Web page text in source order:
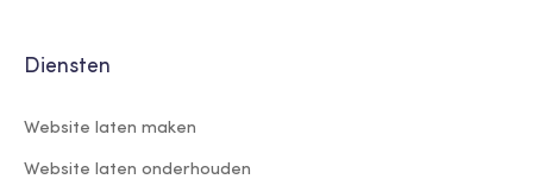
Diensten
Website laten maken
Website laten onderhouden